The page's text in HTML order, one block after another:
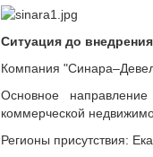
Ситуация до внедрения
Компания
Основное
коммерческой
Регионы присутствия: